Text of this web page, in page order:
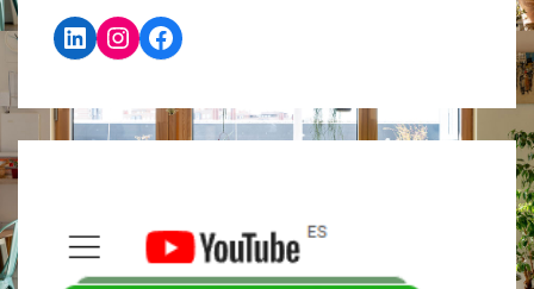
LinkedIn
Instagram
Facebook